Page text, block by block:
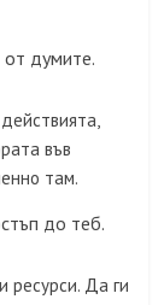
думите.
във
там.
до теб.
ресурси. Да ги